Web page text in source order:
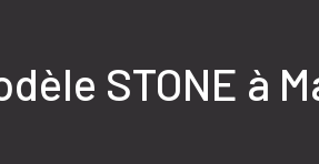
STONE à